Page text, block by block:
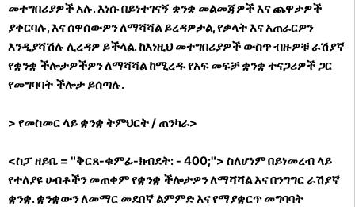
መተግበሪያዎች አሉ. እነሱ በይነተገናኝ ቋንቋ መልመጃዎች እና ጨዋታዎች
ያቀርባሉ, እና ሰዋሰውዎን ለማሻሻል ይረዳዎታል, የቃላት እና አጠራርዎን
እንዲያሻሽሉ ሊረዳዎ ይችላል. ከእነዚህ መተግበሪያዎች ውስጥ ብዙዎቹ ራሽያኛ
የቋንቋ ችሎታዎችዎን ለማሻሻል ከሚረዱ የአፍ መፍቻ ቋንቋ ተናጋሪዎች ጋር
የመግባባት ችሎታ ይሰጣሉ.
> የመስመር ላይ ቋንቋ ትምህርት / ጠንካራ>
<ስፓ ዘይቤ = "ቅርጸ-ቁምፊ-ክብደት: - 400;"> ስለሆነም በይነመረብ ላይ
የተለያዩ ሀብቶችን መጠቀም የቋንቋ ችሎታዎን ለማሻሻል እና በንግግር ራሽያኛ
ቋንቋ. ቋንቋውን ለመማር መደበኛ ልምምድ እና የማያቋርጥ መግባባት